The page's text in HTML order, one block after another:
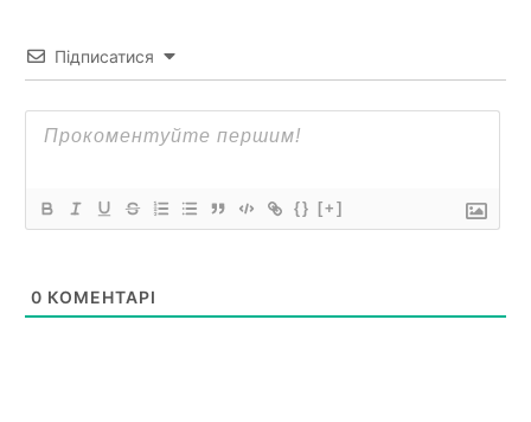
Підписатися
{} [+]
0 КОМЕНТАРІ